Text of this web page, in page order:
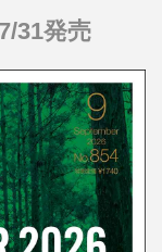
31発売